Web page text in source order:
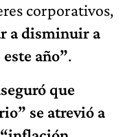
corporativos,
a disminuir a
año”.
que
se atrevió a